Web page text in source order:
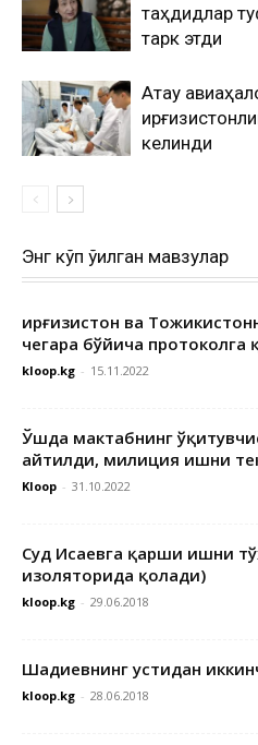
таҳдидлар
тарк этди
Ақтау
келинди
Энг кўп ўқилган мавзулар
Қирғизистон ва
чегара бўйича протоколга
kloop.kg - 15.11.2022
Ўшда мактабнинг
айтилди, милиция ишни
Kloop - 31.10.2022
Суд Исаевга қарши ишни
изоляторида қолади)
kloop.kg - 29.06.2018
Шадиевнинг устидан
kloop.kg - 28.06.2018